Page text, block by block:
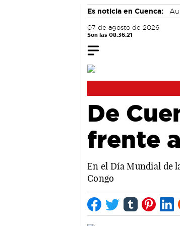
Es noticia en Cuenca:
07 de agosto de 2026
Son las 08:36:21
De
frente
En el Día Mundial de
Congo